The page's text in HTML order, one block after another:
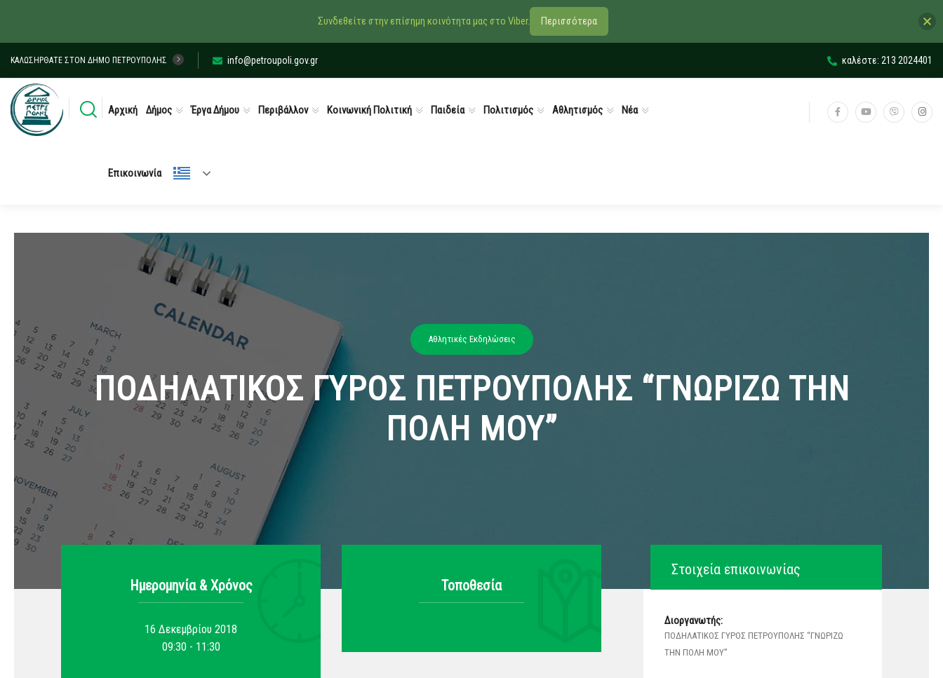
ΚΑΛΩΣΉΡΘΑΤΕ ΣΤΟΝ ΔΉΜΟ ΠΕΤΡΟΎΠΟΛΗΣ info@petroupoli.gov.gr καλέστε: 213 2024401
Αρχική Δήμος Έργα Δήμου Περιβάλλον Κοινωνική Πολιτική Παιδεία Πολιτισμός Αθλητισμός Νέα
Επικοινωνία
Αθλητικές Εκδηλώσεις
ΠΟΔΗΛΑΤΙΚΟΣ ΓΥΡΟΣ ΠΕΤΡΟΥΠΟΛΗΣ “ΓΝΩΡΙΖΩ ΤΗΝ
ΠΟΛΗ ΜΟΥ”
Ημερομηνία & Xρόνος
16 Δεκεμβρίου 2018
09:30 - 11:30
Τοποθεσία
Στοιχεία επικοινωνίας
Διοργανωτής:
ΠΟΔΗΛΑΤΙΚΟΣ ΓΥΡΟΣ ΠΕΤΡΟΥΠΟΛΗΣ “ΓΝΩΡΙΖΩ
ΤΗΝ ΠΟΛΗ ΜΟΥ”
Συνδεθείτε στην επίσημη κοινότητα μας στο Viber. Περισσότερα